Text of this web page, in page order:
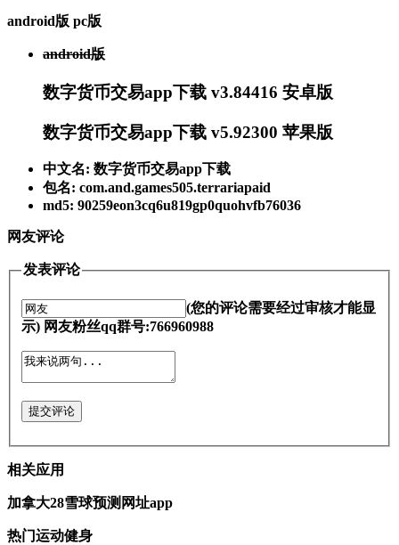
android版 pc版
android版
数字货币交易app下载 v3.84416 安卓版
数字货币交易app下载 v5.92300 苹果版
中文名: 数字货币交易app下载
包名: com.and.games505.terrariapaid
md5: 90259eon3cq6u819gp0quohvfb76036
网友评论
发表评论
(您的评论需要经过审核才能显
示) 网友粉丝qq群号:766960988
提交评论
相关应用
加拿大28雪球预测网址app
热门运动健身